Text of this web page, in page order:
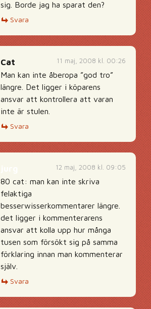
sig. Borde jag ha sparat den?
Svara
11 maj, 2008 kl. 00:26
Cat
Man kan inte åberopa ”god tro”
längre. Det ligger i köparens
ansvar att kontrollera att varan
inte är stulen.
Svara
12 maj, 2008 kl. 09:05
80 cat: man kan inte skriva
felaktiga
besserwisserkommentarer längre.
det ligger i kommenterarens
ansvar att kolla upp hur många
tusen som försökt sig på samma
förklaring innan man kommenterar
själv.
Svara